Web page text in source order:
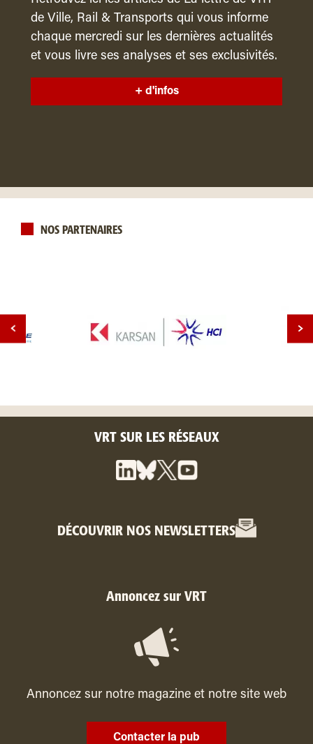
de Ville, Rail & Transports qui vous informe
chaque mercredi sur les dernières actualités
et vous livre ses analyses et ses exclusivités.
+ d'infos
NOS PARTENAIRES
VRT SUR LES RÉSEAUX
DÉCOUVRIR NOS NEWSLETTERS
Annoncez sur VRT
Annoncez sur notre magazine et notre site web
Contacter la pub